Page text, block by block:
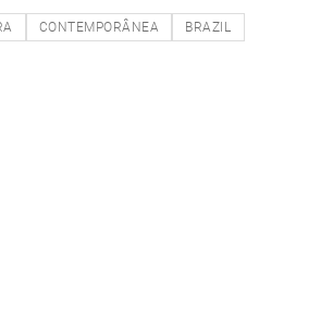
CONTEMPORÂNEA BRAZIL